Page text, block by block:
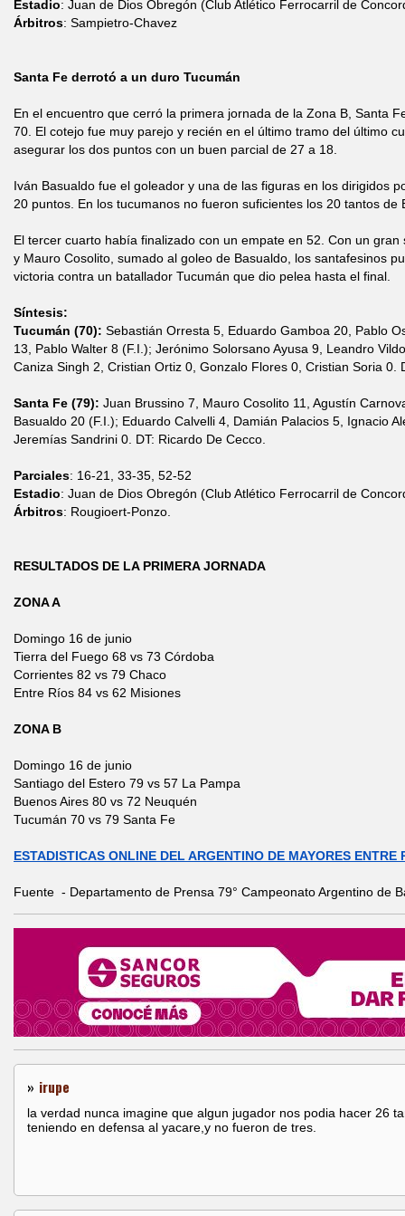
Estadio: Juan de Dios Obregón (Club Atlético Ferrocarril de
Árbitros: Sampietro-Chavez
Santa Fe derrotó a un duro Tucumán
En el encuentro que cerró la primera jornada de la Zona B, Santa
70. El cotejo fue muy parejo y recién en el último tramo del último
asegurar los dos puntos con un buen parcial de 27 a 18.
Iván Basualdo fue el goleador y una de las figuras en los dirigidos
20 puntos. En los tucumanos no fueron suficientes los 20 tantos de
El tercer cuarto había finalizado con un empate en 52. Con un
y Mauro Cosolito, sumado al goleo de Basualdo, los santafesinos
victoria contra un batallador Tucumán que dio pelea hasta el final.
Síntesis:
Tucumán (70): Sebastián Orresta 5, Eduardo Gamboa 20, Pablo
13, Pablo Walter 8 (F.I.); Jerónimo Solorsano Ayusa 9, Leandro
Caniza Singh 2, Cristian Ortiz 0, Gonzalo Flores 0, Cristian Soria 0.
Santa Fe (79): Juan Brussino 7, Mauro Cosolito 11, Agustín
Basualdo 20 (F.I.); Eduardo Calvelli 4, Damián Palacios 5, Ignacio
Jeremías Sandrini 0. DT: Ricardo De Cecco.
Parciales: 16-21, 33-35, 52-52
Estadio: Juan de Dios Obregón (Club Atlético Ferrocarril de
Árbitros: Rougioert-Ponzo.
RESULTADOS DE LA PRIMERA JORNADA
ZONA A
Domingo 16 de junio
Tierra del Fuego 68 vs 73 Córdoba
Corrientes 82 vs 79 Chaco
Entre Ríos 84 vs 62 Misiones
ZONA B
Domingo 16 de junio
Santiago del Estero 79 vs 57 La Pampa
Buenos Aires 80 vs 72 Neuquén
Tucumán 70 vs 79 Santa Fe
ESTADISTICAS ONLINE DEL ARGENTINO DE MAYORES ENTRE
Fuente - Departamento de Prensa 79° Campeonato Argentino de
» irupe
la verdad nunca imagine que algun jugador nos podia hacer 26
teniendo en defensa al yacare,y no fueron de tres.